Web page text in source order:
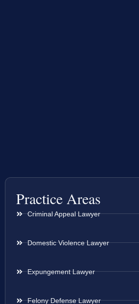
Practice Areas
Criminal Appeal Lawyer
Domestic Violence Lawyer
Expungement Lawyer
Felony Defense Lawyer